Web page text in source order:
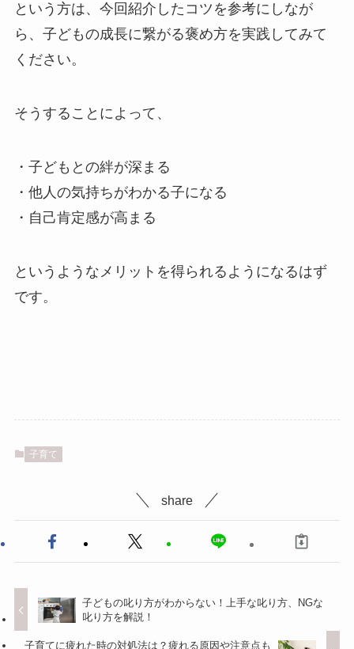
という方は、今回紹介したコツを参考にしなが
ら、子どもの成長に繋がる褒め方を実践してみて
ください。
そうすることによって、
・子どもとの絆が深まる
・他人の気持ちがわかる子になる
・自己肯定感が高まる
というようなメリットを得られるようになるはず
です。
子育て
share
子どもの叱り方がわからない！上手な叱り方、NGな
叱り方を解説！
子育てに疲れた時の対処法は？疲れる原因や注意点も